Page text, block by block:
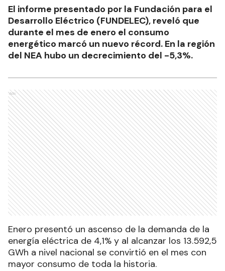
El informe presentado por la Fundación para el
Desarrollo Eléctrico (FUNDELEC), reveló que
durante el mes de enero el consumo
energético marcó un nuevo récord. En la región
del NEA hubo un decrecimiento del -5,3%.
Ads
Enero presentó un ascenso de la demanda de la
energía eléctrica de 4,1% y al alcanzar los 13.592,5
GWh a nivel nacional se convirtió en el mes con
mayor consumo de toda la historia.